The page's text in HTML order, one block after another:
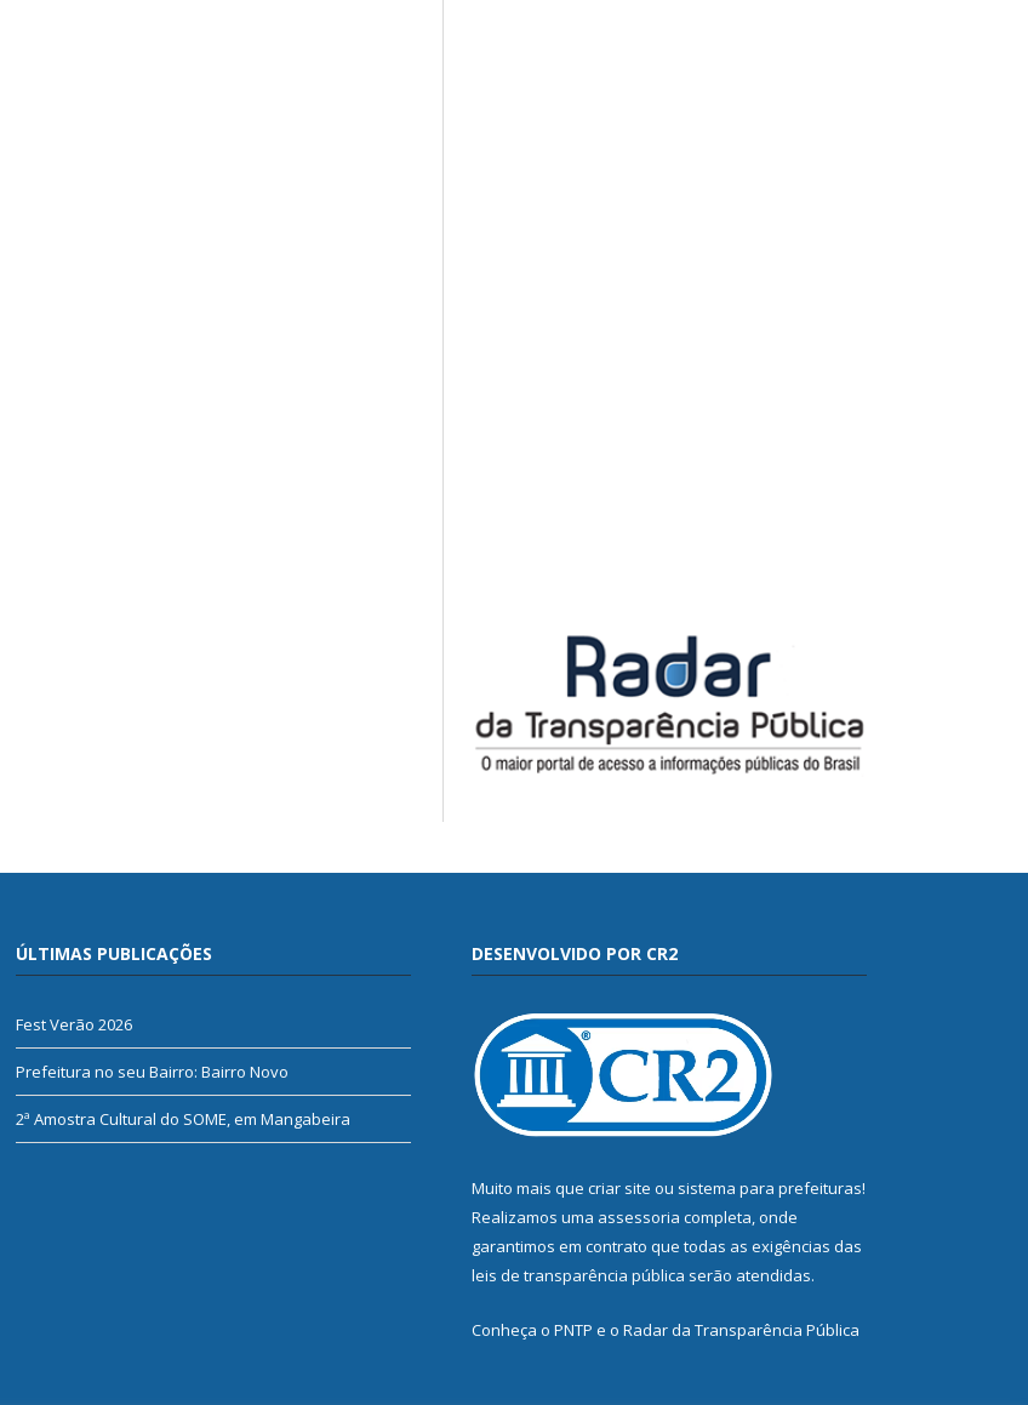
ÚLTIMAS PUBLICAÇÕES
Fest Verão 2026
Prefeitura no seu Bairro: Bairro Novo
2ª Amostra Cultural do SOME, em Mangabeira
DESENVOLVIDO POR CR2
Muito mais que criar site ou sistema para prefeituras!
Realizamos uma assessoria completa, onde
garantimos em contrato que todas as exigências das
leis de transparência pública serão atendidas.
Conheça o PNTP e o Radar da Transparência Pública